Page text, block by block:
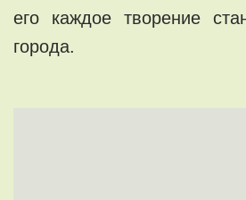
его каждое творение
города.